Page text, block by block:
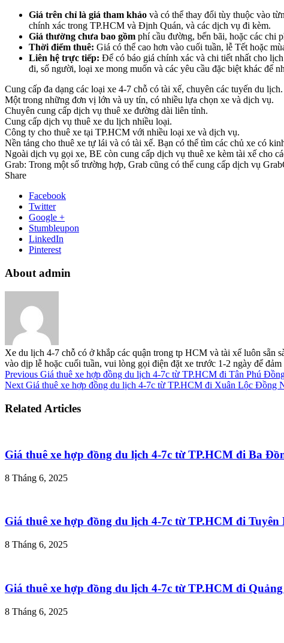
Giá trên chỉ là giá tham khảo và có thể thay đổi tùy thuộc vào
chính xác trong TP.HCM và Định Quán, và các dịch vụ đi kèm.
Giá thường chưa bao gồm phí cầu đường, bến bãi, hoặc các chi
Thời điểm thuê: Giá có thể cao hơn vào cuối tuần, lễ Tết hoặc
Liên hệ trực tiếp: Để có báo giá chính xác và chi tiết nhất cho
đi, số người, loại xe mong muốn và các yêu cầu đặc biệt khác để
Cung cấp đa dạng các loại xe 4-7 chỗ có tài xế, chuyên các tuyến du lịch.
Một trong những đơn vị lớn và uy tín, có nhiều lựa chọn xe và dịch vụ.
Chuyên cung cấp dịch vụ thuê xe đường dài liên tỉnh.
Cung cấp dịch vụ thuê xe du lịch nhiều loại.
Công ty cho thuê xe tại TP.HCM với nhiều loại xe và dịch vụ.
Nền tảng cho thuê xe tự lái và có tài xế. Bạn có thể tìm các chủ xe có
Ngoài dịch vụ gọi xe, BE còn cung cấp dịch vụ thuê xe kèm tài xế cho
Grab: Trong một số trường hợp, Grab cũng có thể cung cấp dịch vụ
Share
Facebook
Twitter
Google +
Stumbleupon
LinkedIn
Pinterest
About admin
Xe du lịch 4-7 chỗ có ở khắp các quận trong tp HCM và tài xế luôn sẵn
vào dịp lễ hoặc cuối tuần, vui lòng gọi điện đặt xe trước 1-2 ngày để
Previous Giá thuê xe hợp đồng du lịch 4-7c từ TP.HCM đi Tân Phú
Next Giá thuê xe hợp đồng du lịch 4-7c từ TP.HCM đi Xuân Lộc Đồng
Related Articles
Giá thuê xe hợp đồng du lịch 4-7c từ TP.HCM đi Ba
8 Tháng 6, 2025
Giá thuê xe hợp đồng du lịch 4-7c từ TP.HCM đi
8 Tháng 6, 2025
Giá thuê xe hợp đồng du lịch 4-7c từ TP.HCM đi
8 Tháng 6, 2025